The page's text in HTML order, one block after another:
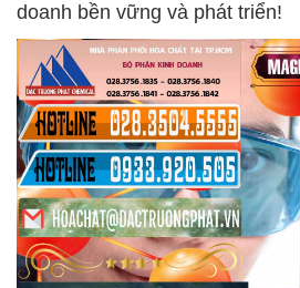
doanh bền vững và phát triển!